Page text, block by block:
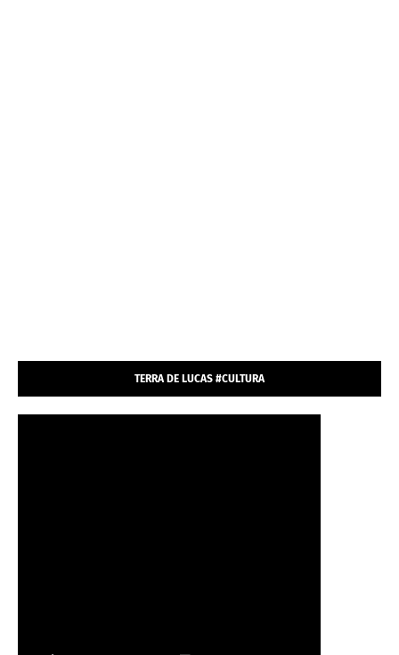
TERRA DE LUCAS #CULTURA